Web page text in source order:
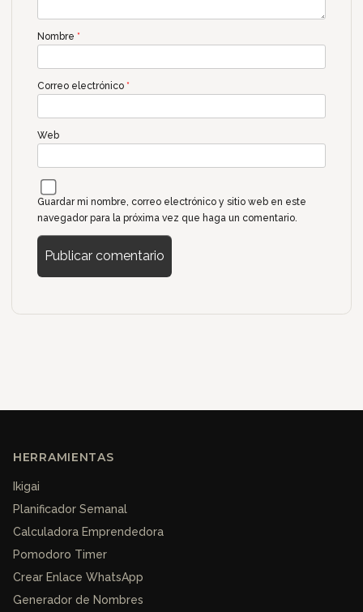
Nombre *
Correo electrónico *
Web
Guardar mi nombre, correo electrónico y sitio web en este
navegador para la próxima vez que haga un comentario.
HERRAMIENTAS
Ikigai
Planificador Semanal
Calculadora Emprendedora
Pomodoro Timer
Crear Enlace WhatsApp
Generador de Nombres